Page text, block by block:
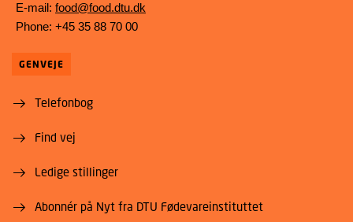
E-mail: food@food.dtu.dk
Phone: +45 35 88 70 00
GENVEJE
Telefonbog
Find vej
Ledige stillinger
Abonnér på Nyt fra DTU Fødevareinstituttet